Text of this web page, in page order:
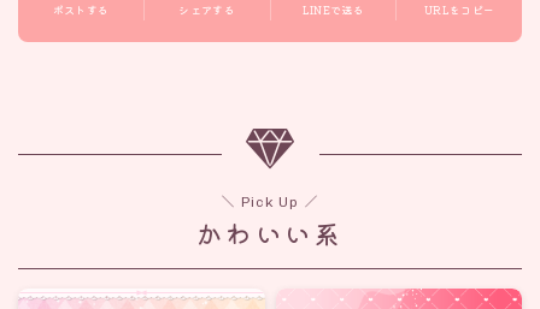
ポストする シェアする LINEで送る URLをコピー
＼ Pick Up ／
かわいい系